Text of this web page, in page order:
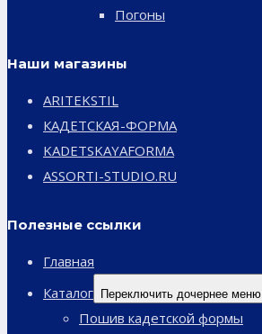
Погоны
Наши магазины
ARITEKSTIL
КАДЕТСКАЯ-ФОРМА
KADETSKAYAFORMA
ASSORTI-STUDIO.RU
Полезные ссылки
Главная
Каталог Переключить дочернее меню
Пошив кадетской формы